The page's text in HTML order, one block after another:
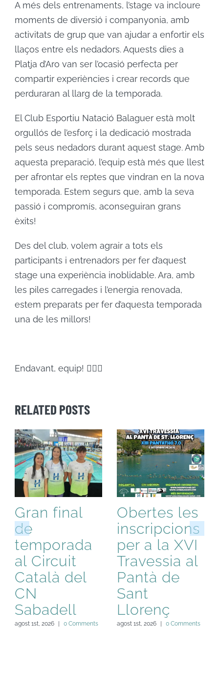
A més dels entrenaments, l’stage va incloure
moments de diversió i companyonia, amb
activitats de grup que van ajudar a enfortir els
llaços entre els nedadors. Aquests dies a
Platja d’Aro van ser l’ocasió perfecta per
compartir experiències i crear records que
perduraran al llarg de la temporada.
El Club Esportiu Natació Balaguer està molt
orgullós de l’esforç i la dedicació mostrada
pels seus nedadors durant aquest stage. Amb
aquesta preparació, l’equip està més que llest
per afrontar els reptes que vindran en la nova
temporada. Estem segurs que, amb la seva
passió i compromís, aconseguiran grans
èxits!
Des del club, volem agrair a tots els
participants i entrenadors per fer d’aquest
stage una experiència inoblidable. Ara, amb
les piles carregades i l’energia renovada,
estem preparats per fer d’aquesta temporada
una de les millors!
Endavant, equip! 🏊‍♂️💪
RELATED POSTS
Gran final
de
temporada
al Circuit
Català del
CN
Sabadell
agost 1st, 2026 | 0 Comments
Obertes les
inscripcions
per a la XVI
Travessia al
Pantà de
Sant
Llorenç
agost 1st, 2026 | 0 Comments